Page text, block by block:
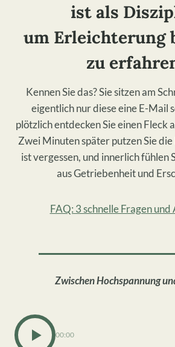
ist als
um Erleichterung
zu
Kennen Sie das? Sie sitzen am
eigentlich nur diese eine E-Mail
plötzlich entdecken Sie einen Fleck
Zwei Minuten später putzen Sie
ist vergessen, und innerlich fühlen
aus Getriebenheit und
FAQ: 3 schnelle Fragen
Zwischen Hochspannung
00:00